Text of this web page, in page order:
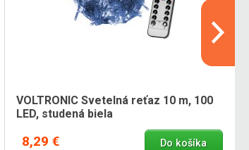
VOLTRONIC Svetelná reťaz 10 m, 100
LED, studená biela
8,29 € Do košíka